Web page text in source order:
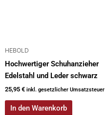
HEBOLD
Hochwertiger Schuhanzieher
Edelstahl und Leder schwarz
25,95 € inkl. gesetzlicher Umsatzsteuer
In den Warenkorb